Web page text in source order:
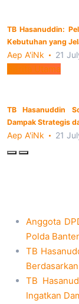
TB Hasanuddin:
Kebutuhan yang
Aep A'iNk 21
Berita Utama
TB Hasanuddin
Dampak Strategis
Aep A'iNk 21
Anggota
Polda
TB
TB
Ingatkan